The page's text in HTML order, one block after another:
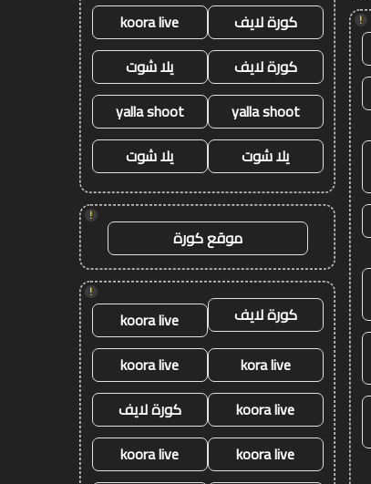
!
كورة لايف
koora live
كورة لايف
يلا شوت
yalla shoot
yalla shoot
يلا شوت
يلا شوت
!
موقع كورة
!
كورة لايف
koora live
kora live
koora live
koora live
كورة لايف
koora live
koora live